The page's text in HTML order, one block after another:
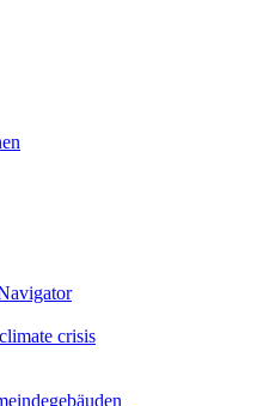
crisis